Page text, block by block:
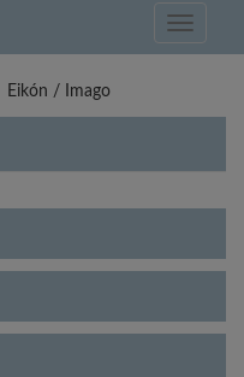
Toggle
Eikón / Imago